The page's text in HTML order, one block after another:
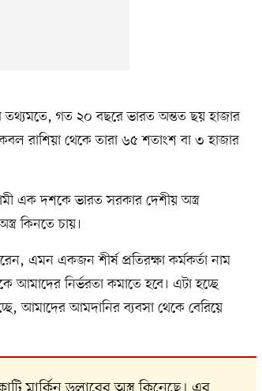
তথ্যমতে, গত ২০ বছরে ভারত অন্তত ছয় হাজার
রাশিয়া থেকে তারা ৬৫ শতাংশ বা ৩ হাজার
এক দশকে ভারত সরকার দেশীয় অস্ত্র
কিনতে চায়।
এমন একজন শীর্ষ প্রতিরক্ষা কর্মকর্তা নাম
আমাদের নির্ভরতা কমাতে হবে। এটা হচ্ছে
আমাদের আমদানির ব্যবসা থেকে বেরিয়ে